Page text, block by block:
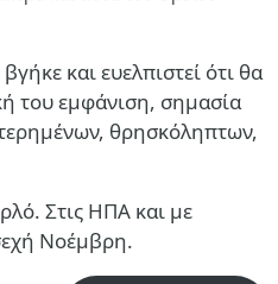
και ευελπιστεί ότι θα
του εμφάνιση, σημασία
θρησκόληπτων,
Στις ΗΠΑ και με
Νοέμβρη.